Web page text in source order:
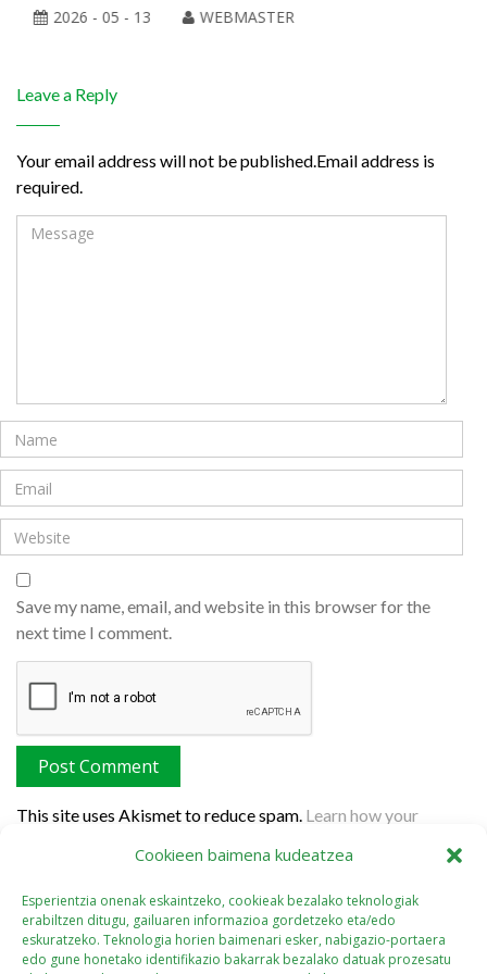
Cookieen baimena kudeatzea
Esperientzia onenak eskaintzeko, cookieak bezalako teknologiak
erabiltzen ditugu, gailuaren informazioa gordetzeko eta/edo
eskuratzeko. Teknologia horien baimenari esker, nabigazio-portaera
edo gune honetako identifikazio bakarrak bezalako datuak prozesatu
2026 - 05 - 13
WEBMASTER
Leave a Reply
Your email address will not be published.Email address is
required.
Save my name, email, and website in this browser for the
next time I comment.
This site uses Akismet to reduce spam. Learn how your